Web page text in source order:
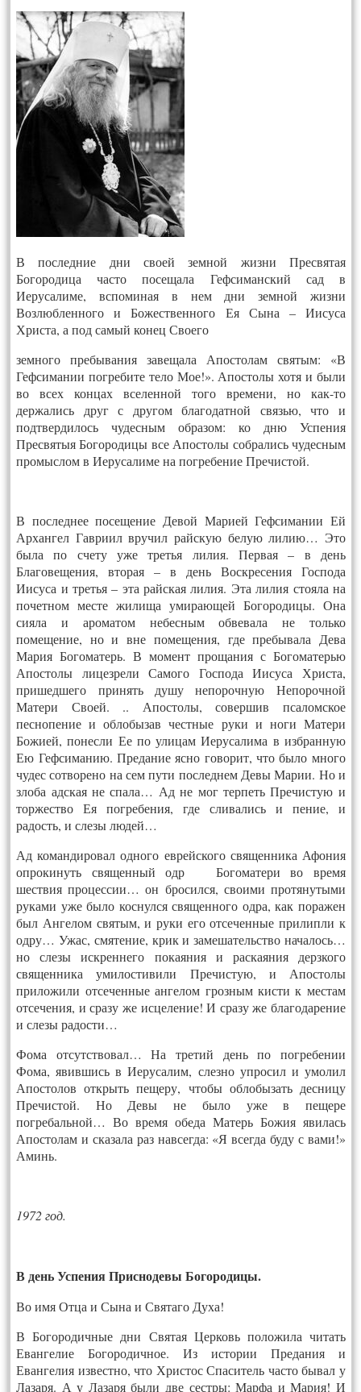
В последние дни своей земной жизни Пресвятая
Богородица часто посещала Гефсиманский сад в
Иерусалиме, вспоминая в нем дни земной жизни
Возлюбленного и Божественного Ея Сына – Иисуса
Христа, а под самый конец Своего
земного пребывания завещала Апостолам святым: «В
Гефсимании погребите тело Мое!». Апостолы хотя и были
во всех концах вселенной того времени, но как-то
держались друг с другом благодатной связью, что и
подтвердилось чудесным образом: ко дню Успения
Пресвятыя Богородицы все Апостолы собрались чудесным
промыслом в Иерусалиме на погребение Пречистой.
В последнее посещение Девой Марией Гефсимании Ей
Архангел Гавриил вручил райскую белую лилию… Это
была по счету уже третья лилия. Первая – в день
Благовещения, вторая – в день Воскресения Господа
Иисуса и третья – эта райская лилия. Эта лилия стояла на
почетном месте жилища умирающей Богородицы. Она
сияла и ароматом небесным обвевала не только
помещение, но и вне помещения, где пребывала Дева
Мария Богоматерь.В момент прощания с Богоматерью
Апостолы лицезрели Самого Господа Иисуса Христа,
пришедшего принять душу непорочную Непорочной
Матери Своей. .. Апостолы, совершив псаломское
песнопение и облобызав честные руки и ноги Матери
Божией, понесли Ее по улицам Иерусалима в избранную
Ею Гефсиманию. Предание ясно говорит, что было много
чудес сотворено на сем пути последнем Девы Марии. Но и
злоба адская не спала… Ад не мог терпеть Пречистую и
торжество Ея погребения, где сливались и пение, и
радость, и слезы людей…
Ад командировал одного еврейского священника Афония
опрокинуть священный одр Богоматери во время
шествия процессии… он бросился, своими протянутыми
руками уже было коснулся священного одра, как поражен
был Ангелом святым, и руки его отсеченные прилипли к
одру… Ужас, смятение, крик и замешательство началось…
но слезы искреннего покаяния и раскаяния дерзкого
священника умилостивили Пречистую, и Апостолы
приложили отсеченные ангелом грозным кисти к местам
отсечения, и сразу же исцеление! И сразу же благодарение
и слезы радости…
Фома отсутствовал… На третий день по погребении
Фома, явившись в Иерусалим, слезно упросил и умолил
Апостолов открыть пещеру, чтобы облобызать десницу
Пречистой. Но Девы не было уже в пещере
погребальной… Во время обеда Матерь Божия явилась
Апостолам и сказала раз навсегда: «Я всегда буду с вами!»
Аминь.
1972 год.
В день Успения Приснодевы Богородицы.
Во имя Отца и Сына и Святаго Духа!
В Богородичные дни Святая Церковь положила читать
Евангелие Богородичное. Из истории Предания и
Евангелия известно, что Христос Спаситель часто бывал у
Лазаря. А у Лазаря были две сестры: Марфа и Мария! И